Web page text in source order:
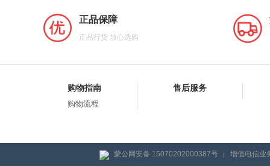
正品保障
正品行货 放心选购
购物指南
购物流程
售后服务
蒙公网安备 15070202000387号 | 增值电信业